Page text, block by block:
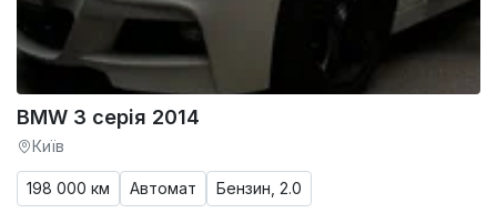
BMW 3 серія 2014
Київ
198 000 км Автомат Бензин, 2.0